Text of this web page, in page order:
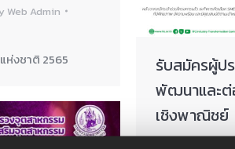
Web Admin
ห่งชาติ 2565
รับสมัครผู้ป
พัฒนาและ
เชิงพาณิชย์